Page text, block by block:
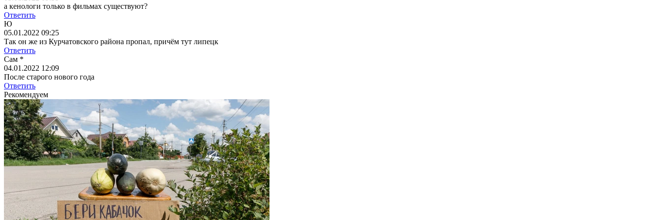
а кенологи только в фильмах существуют?
Ответить
Ю
05.01.2022 09:25
Так он же из Курчатовского района пропал, причём тут липецк
Ответить
Сам *
04.01.2022 12:09
После старого нового года
Ответить
Рекомендуем